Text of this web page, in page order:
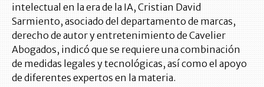
intelectual en la era de la IA, Cristian David
Sarmiento, asociado del departamento de marcas,
derecho de autor y entretenimiento de Cavelier
Abogados, indicó que se requiere una combinación
de medidas legales y tecnológicas, así como el apoyo
de diferentes expertos en la materia.